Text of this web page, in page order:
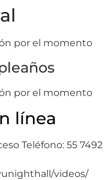
por el momento
por el momento
línea
Teléfono: 55 7492
videos/